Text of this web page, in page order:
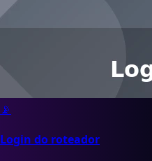
📡
Login do roteador